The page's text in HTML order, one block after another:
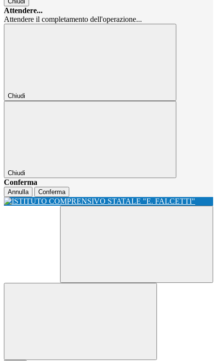
Attendere...
Attendere il completamento dell'operazione...
Chiudi
Chiudi
Conferma
Annulla Conferma